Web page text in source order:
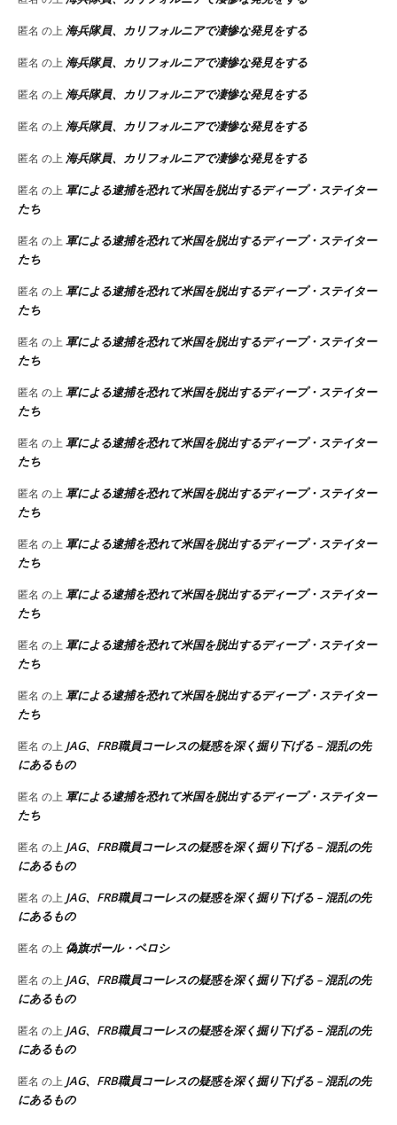
匿名 の上 海兵隊員、カリフォルニアで凄惨な発見をする
匿名 の上 海兵隊員、カリフォルニアで凄惨な発見をする
匿名 の上 海兵隊員、カリフォルニアで凄惨な発見をする
匿名 の上 海兵隊員、カリフォルニアで凄惨な発見をする
匿名 の上 海兵隊員、カリフォルニアで凄惨な発見をする
匿名 の上軍による逮捕を恐れて米国を脱出するディープ・ステイター
たち
匿名 の上軍による逮捕を恐れて米国を脱出するディープ・ステイター
たち
匿名 の上軍による逮捕を恐れて米国を脱出するディープ・ステイター
たち
匿名 の上軍による逮捕を恐れて米国を脱出するディープ・ステイター
たち
匿名 の上軍による逮捕を恐れて米国を脱出するディープ・ステイター
たち
匿名 の上軍による逮捕を恐れて米国を脱出するディープ・ステイター
たち
匿名 の上軍による逮捕を恐れて米国を脱出するディープ・ステイター
たち
匿名 の上軍による逮捕を恐れて米国を脱出するディープ・ステイター
たち
匿名 の上軍による逮捕を恐れて米国を脱出するディープ・ステイター
たち
匿名 の上軍による逮捕を恐れて米国を脱出するディープ・ステイター
たち
匿名 の上軍による逮捕を恐れて米国を脱出するディープ・ステイター
たち
匿名 の上 JAG、FRB職員コーレスの疑惑を深く掘り下げる – 混乱の先
にあるもの
匿名 の上軍による逮捕を恐れて米国を脱出するディープ・ステイター
たち
匿名 の上 JAG、FRB職員コーレスの疑惑を深く掘り下げる – 混乱の先
にあるもの
匿名 の上 JAG、FRB職員コーレスの疑惑を深く掘り下げる – 混乱の先
にあるもの
匿名 の上 偽旗ポール・ペロシ
匿名 の上 JAG、FRB職員コーレスの疑惑を深く掘り下げる – 混乱の先
にあるもの
匿名 の上 JAG、FRB職員コーレスの疑惑を深く掘り下げる – 混乱の先
にあるもの
匿名 の上 JAG、FRB職員コーレスの疑惑を深く掘り下げる – 混乱の先
にあるもの